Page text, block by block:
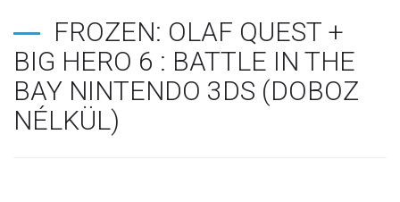
FROZEN: OLAF QUEST +
BIG HERO 6 : BATTLE IN THE
BAY NINTENDO 3DS (DOBOZ
NÉLKÜL)